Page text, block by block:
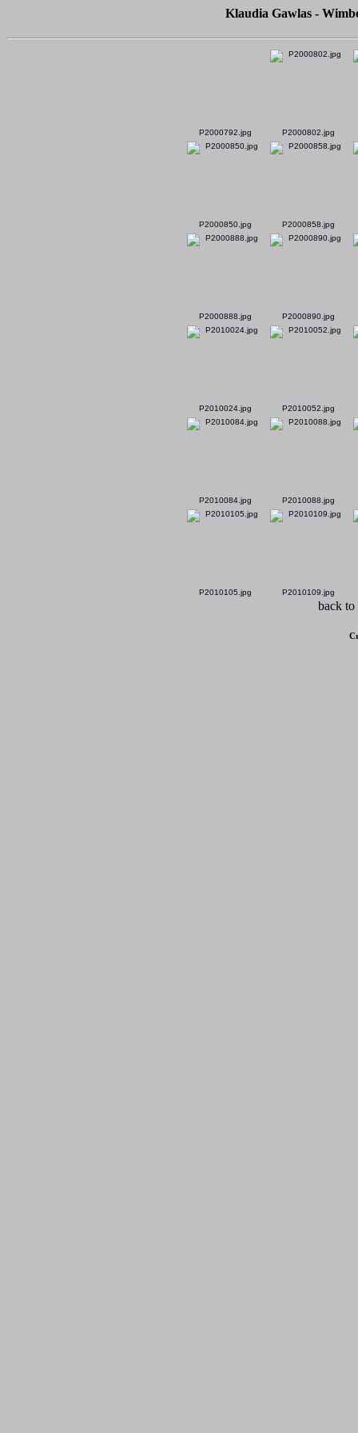
Klaudia Gawlas -
P2000792.jpg P2000802.jpg
P2000850.jpg P2000858.jpg
P2000888.jpg P2000890.jpg
P2010024.jpg P2010052.jpg
P2010084.jpg P2010088.jpg
P2010105.jpg P2010109.jpg
back to